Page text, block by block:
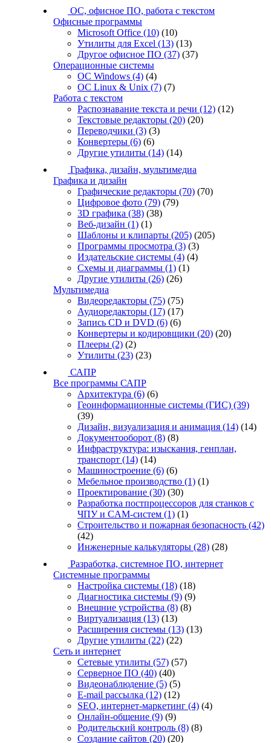
ОС, офисное ПО, работа с текстом
Офисные программы
Microsoft Office (10) (10)
Утилиты для Excel (13) (13)
Другое офисное ПО (37) (37)
Операционные системы
ОС Windows (4) (4)
ОС Linux & Unix (7) (7)
Работа с текстом
Распознавание текста и речи (12) (12)
Текстовые редакторы (20) (20)
Переводчики (3) (3)
Конвертеры (6) (6)
Другие утилиты (14) (14)
Графика, дизайн, мультимедиа
Графика и дизайн
Графические редакторы (70) (70)
Цифровое фото (79) (79)
3D графика (38) (38)
Веб-дизайн (1) (1)
Шаблоны и клипарты (205) (205)
Программы просмотра (3) (3)
Издательские системы (4) (4)
Схемы и диаграммы (1) (1)
Другие утилиты (26) (26)
Мультимедиа
Видеоредакторы (75) (75)
Аудиоредакторы (17) (17)
Запись CD и DVD (6) (6)
Конвертеры и кодировщики (20) (20)
Плееры (2) (2)
Утилиты (23) (23)
САПР
Все программы САПР
Архитектура (6) (6)
Геоинформационные системы (ГИС) (39)
(39)
Дизайн, визуализация и анимация (14) (14)
Документооборот (8) (8)
Инфраструктура: изыскания, генплан,
транспорт (14) (14)
Машиностроение (6) (6)
Мебельное производство (1) (1)
Проектирование (30) (30)
Разработка постпроцессоров для станков с
ЧПУ и CAM-систем (1) (1)
Строительство и пожарная безопасность (42)
(42)
Инженерные калькуляторы (28) (28)
Разработка, системное ПО, интернет
Системные программы
Настройка системы (18) (18)
Диагностика системы (9) (9)
Внешние устройства (8) (8)
Виртуализация (13) (13)
Расширения системы (13) (13)
Другие утилиты (22) (22)
Сеть и интернет
Сетевые утилиты (57) (57)
Серверное ПО (40) (40)
Видеонаблюдение (5) (5)
E-mail рассылка (12) (12)
SEO, интернет-маркетинг (4) (4)
Онлайн-общение (9) (9)
Родительский контроль (8) (8)
Создание сайтов (20) (20)